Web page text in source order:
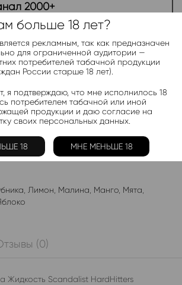
2000+
и акции каждые день!
Подписаться
THE SCANDALIST
, Манго , Мороженое,Мята ,Персик
,Ягодные
Лимон Малина Манго Мята
(0)
Жидкость Scandalist HardHitters
больше 18 лет?
рекламным, так как предназначен
для ограниченной аудитории —
потребителей табачной продукции
России старше 18 лет).
я подтверждаю, что мне исполнилось 18
потребителем табачной или иной
продукции и даю согласие на
своих персональных данных.
18 МНЕ МЕНЬШЕ 18